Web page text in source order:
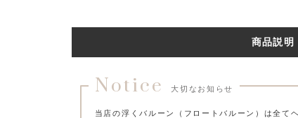
商品説明
Notice 大切なお知らせ
当店の浮くバルーン（フロートバルーン）は全て